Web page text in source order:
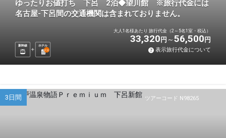
ゆったりお値打ち 下呂 2泊◆望川館 ※旅行代金には
名古屋-下呂間の交通機関は含まれておりません。
新幹線
ホテル
2泊
大人1名様あたり 旅行代金（2～5名1室・税込）
33,320 円 56,500 円
表示旅行代金について
ツアーコード N98265
3日間